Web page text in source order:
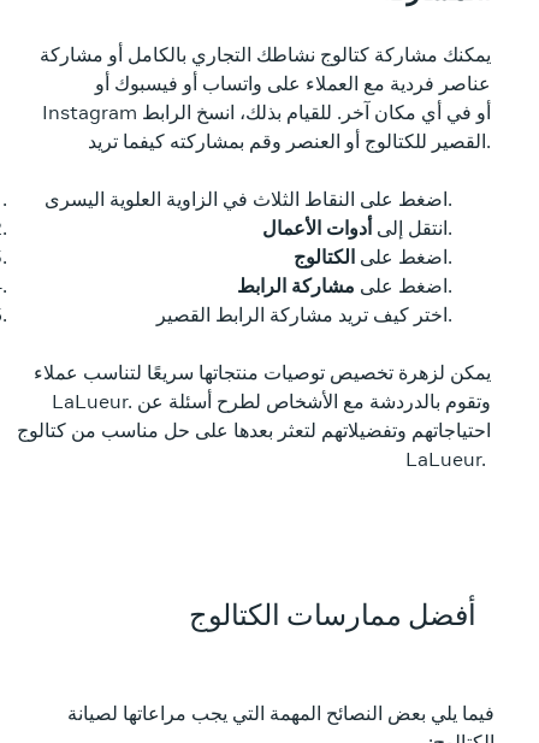
يمكنك مشاركة كتالوج نشاطك التجاري بالكامل أو مشاركة
عناصر فردية مع العملاء على واتساب أو فيسبوك أو
Instagram أو في أي مكان آخر. للقيام بذلك، انسخ الرابط
انتقل إلى أدوات الأعمال
اضغط على الكتالوج
اضغط على مشاركة الرابط
يمكن لزهرة تخصيص توصيات منتجاتها سريعًا لتناسب عملاء
LaLueur. وتقوم بالدردشة مع الأشخاص لطرح أسئلة عن
احتياجاتهم وتفضيلاتهم لتعثر بعدها على حل مناسب من كتالوج
LaLueur.
أفضل ممارسات الكتالوج
فيما يلي بعض النصائح المهمة التي يجب مراعاتها لصيانة